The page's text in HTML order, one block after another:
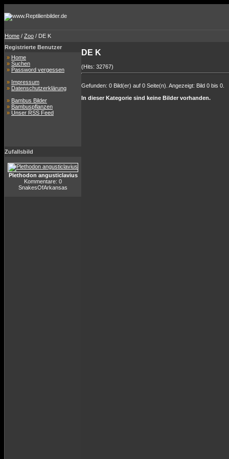
Home / Zoo / DE K
Registrierte Benutzer
» Home
» Suchen
» Password vergessen
» Impressum
» Datenschutzerklärung
» Bambus Bilder
» Bambuspflanzen
» Unser RSS Feed
Zufallsbild
Plethodon angusticlavius
Kommentare: 0
SnakesOfArkansas
DE K
(Hits: 32767)
Gefunden: 0 Bild(er) auf 0 Seite(n). Angezeigt: Bild 0 bis 0.
In dieser Kategorie sind keine Bilder vorhanden.